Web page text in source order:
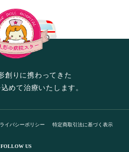
創りに携わってきた
めて治療いたします。
イバシーポリシー 特定商取引法に基づく表示
FOLLOW US